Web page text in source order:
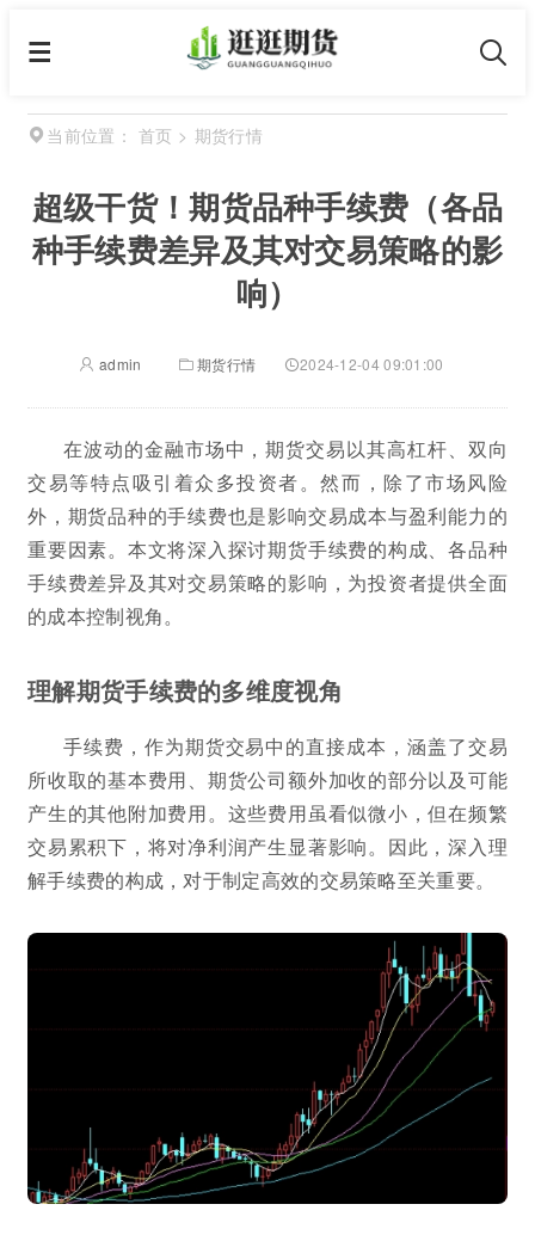
当前位置： 首页 > 期货行情
超级干货！期货品种手续费（各品
种手续费差异及其对交易策略的影
响）
admin 期货行情 2024-12-04 09:01:00
在波动的金融市场中，期货交易以其高杠杆、双向
交易等特点吸引着众多投资者。然而，除了市场风险
外，期货品种的手续费也是影响交易成本与盈利能力的
重要因素。本文将深入探讨期货手续费的构成、各品种
手续费差异及其对交易策略的影响，为投资者提供全面
的成本控制视角。
理解期货手续费的多维度视角
手续费，作为期货交易中的直接成本，涵盖了交易
所收取的基本费用、期货公司额外加收的部分以及可能
产生的其他附加费用。这些费用虽看似微小，但在频繁
交易累积下，将对净利润产生显著影响。因此，深入理
解手续费的构成，对于制定高效的交易策略至关重要。